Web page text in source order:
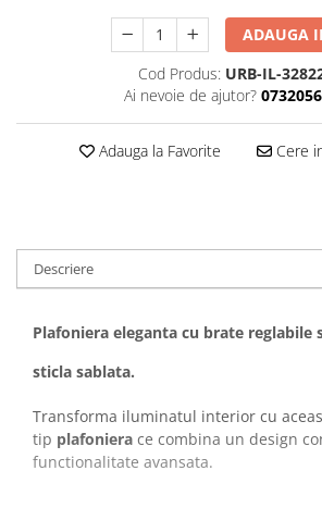
ADAUGA
Cod Produs: URB-IL-
Ai nevoie de ajutor?
Adauga la Favorite Cere
Descriere
Plafoniera eleganta cu brate reglabile
sticla sablata.
Transforma iluminatul interior cu
tip plafoniera ce combina un design
functionalitate avansata.